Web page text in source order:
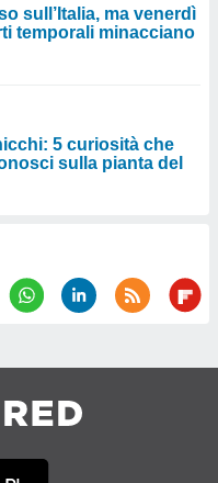
sull’Italia, ma venerdì
temporali minacciano
5 curiosità che
sulla pianta del